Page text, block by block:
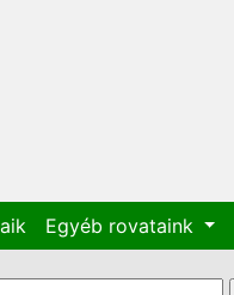
Egyéb rovataink